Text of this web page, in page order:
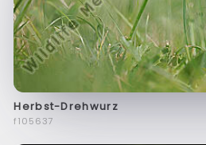
Herbst-Drehwurz
f105637